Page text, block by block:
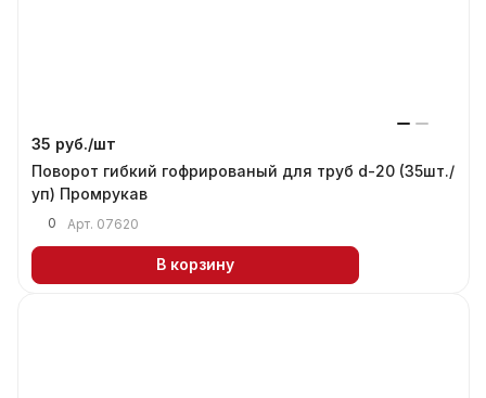
35 руб./шт
Поворот гибкий гофрированый для труб d-20 (35шт./
уп) Промрукав
0 Арт. 07620
В корзину